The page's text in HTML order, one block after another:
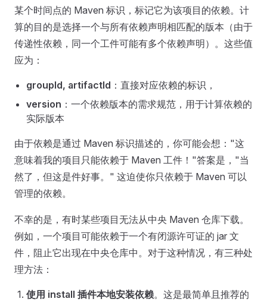
某个时间点的 Maven 标识，标记它为该项目的依赖。计
算的目的是选择一个与所有依赖声明相匹配的版本（由于
传递性依赖，同一个工件可能有多个依赖声明）。这些值
应为：
groupId, artifactId ：直接对应依赖的标识，
version ：一个依赖版本的需求规范，用于计算依赖的
实际版本
由于依赖是通过 Maven 标识描述的，你可能会想："这
意味着我的项目只能依赖于 Maven 工件！"答案是，"当
然了，但这是件好事。" 这迫使你只依赖于 Maven 可以
管理的依赖。
不幸的是，有时某些项目无法从中央 Maven 仓库下载。
例如，一个项目可能依赖于一个有闭源许可证的 jar 文
件，阻止它出现在中央仓库中。对于这种情况，有三种处
理方法：
使用 install 插件本地安装依赖。这是最简单且推荐的